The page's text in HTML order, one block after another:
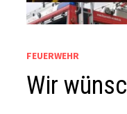
FEUERWEHR
Wir